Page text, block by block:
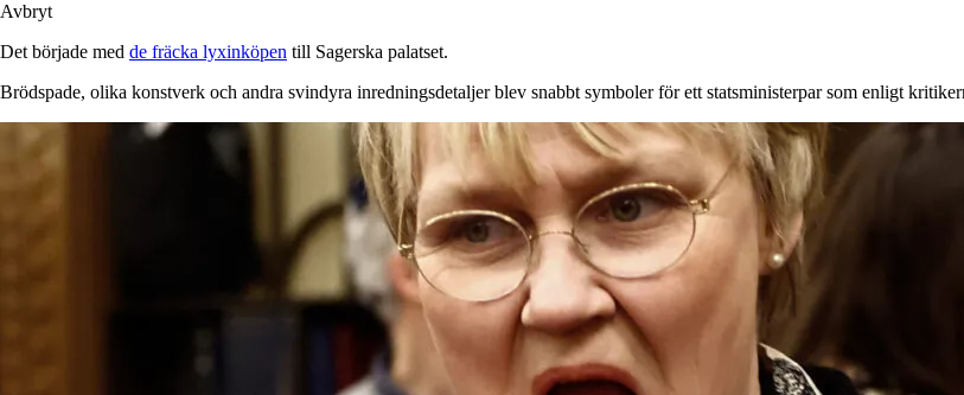
Avbryt
Det började med de fräcka lyxinköpen till Sagerska palatset.
Brödspade, olika konstverk och andra svindyra inredningsdetaljer blev snabbt symboler för ett statsministerpar som enligt